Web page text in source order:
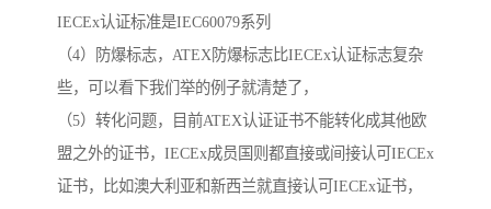
IECEx认证标准是IEC60079系列
（4）防爆标志，ATEX防爆标志比IECEx认证标志复杂
些，可以看下我们举的例子就清楚了，
（5）转化问题，目前ATEX认证证书不能转化成其他欧
盟之外的证书，IECEx成员国则都直接或间接认可IECEx
证书，比如澳大利亚和新西兰就直接认可IECEx证书，